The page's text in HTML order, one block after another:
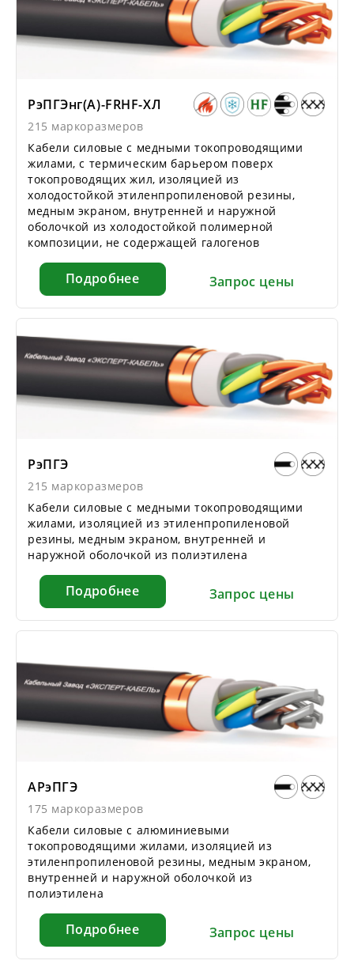
РэПГЭнг(А)-FRHF-ХЛ
215 маркоразмеров
Кабели силовые с медными токопроводящими
жилами, с термическим барьером поверх
токопроводящих жил, изоляцией из
холодостойкой этиленпропиленовой резины,
медным экраном, внутренней и наружной
оболочкой из холодостойкой полимерной
композиции, не содержащей галогенов
Подробнее Запрос цены
РэПГЭ
215 маркоразмеров
Кабели силовые с медными токопроводящими
жилами, изоляцией из этиленпропиленовой
резины, медным экраном, внутренней и
наружной оболочкой из полиэтилена
Подробнее Запрос цены
АРэПГЭ
175 маркоразмеров
Кабели силовые с алюминиевыми
токопроводящими жилами, изоляцией из
этиленпропиленовой резины, медным экраном,
внутренней и наружной оболочкой из
полиэтилена
Подробнее Запрос цены